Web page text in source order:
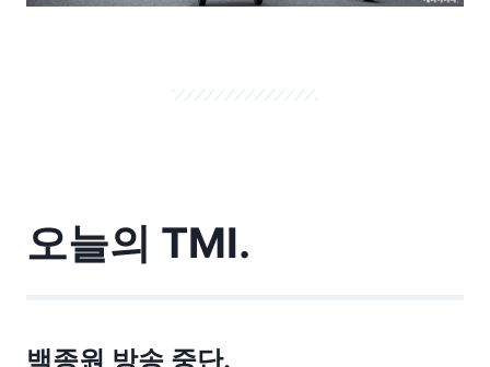
오늘의 TMI.
백종원 방송 중단.